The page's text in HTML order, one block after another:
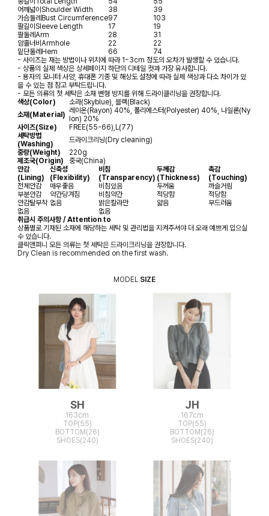
어깨넓이 Shoulder Width 38
39
가슴둘레 Bust Circumference97
103
팔길이 Sleeve Length 17
19
팔둘레 Arm 28
31
암홀너비 Armhole 22
22
밑단둘레 Hem 66
74
- 사이즈는 재는 방법이나 위치에 따라 1~3cm 정도의 오차가 발생할 수 있습니다.
- 상품의 실제 색상은 상세페이지 하단의 디테일 컷과 가장 유사합니다.
- 용자의 모니터 사양, 휴대폰 기종 및 해상도 설정에 따라 실제 색상과 다소 차이가 있
을 수 있는 점 참고 부탁드립니다.
- 모든 의류의 첫 세탁은 소재 변형 방지를 위해 드라이클리닝을 권장합니다.
색상(Color)
소라(Skyblue), 블랙(Black)
소재(Material) 레이온(Rayon) 40%, 폴리에스터(Polyester) 40%, 나일론(Ny
lon) 20%
사이즈(Size)
FREE(55-66),L(77)
세탁방법
(Washing)
드라이크리닝(Dry cleaning)
중량(Weight)
220g
제조국(Origin)
중국(China)
안감
(Lining)
신축성
(Flexibility)
비침
(Transparency)
두께감
(Thickness)
촉감
(Touching)
전체안감
매우좋음 비침있음 두꺼움
까슬거림
부분안감
약간당겨짐 비침약간 적당함
적당함
안감탈부착 없음 밝은칼라만 얇음
부드러움
없음
없음
취급시 주의사항 / Attention to
상품별로 기재된 소재에 해당하는 세탁 및 관리법을 지켜주셔야 더 오래 예쁘게 입으실
수 있습니다.
클릭앤퍼니 모든 의류는 첫 세탁은 드라이크리닝을 권장합니다.
Dry Clean is recommended on the first wash.
MODEL SIZE
SH
163cm
TOP(55)
BOTTOM(26)
SHOES(240)
JH
167cm
TOP(55)
BOTTOM(26)
SHOES(240)